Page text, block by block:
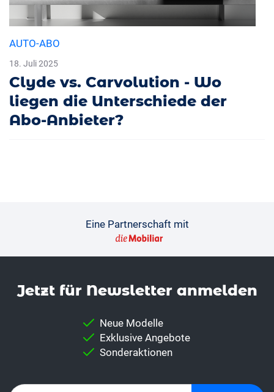
AUTO-ABO
18. Juli 2025
Clyde vs. Carvolution - Wo
liegen die Unterschiede der
Abo-Anbieter?
Eine Partnerschaft mit
Jetzt für News­letter anmelden
Neue Modelle
Exklusive Angebote
Sonderaktionen